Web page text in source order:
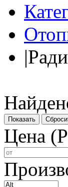
|
Показать
Цена